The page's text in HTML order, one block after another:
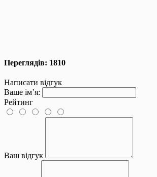
Переглядів: 1810
Написати відгук
Ваше ім’я:
Рейтинг
Ваш відгук